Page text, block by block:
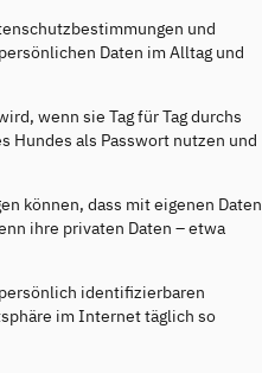
und
Daten im Alltag und
wenn sie Tag für Tag durchs
Hundes als Passwort nutzen und
können, dass mit eigenen Daten
ihre privaten Daten – etwa
identifizierbaren
im Internet täglich so